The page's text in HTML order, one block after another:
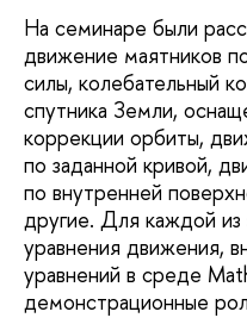
На семинаре были
движение маятников
силы, колебательный
спутника Земли,
коррекции орбиты,
по заданной кривой,
по внутренней
другие. Для каждой из
уравнения движения,
уравнений в среде
демонстрационные